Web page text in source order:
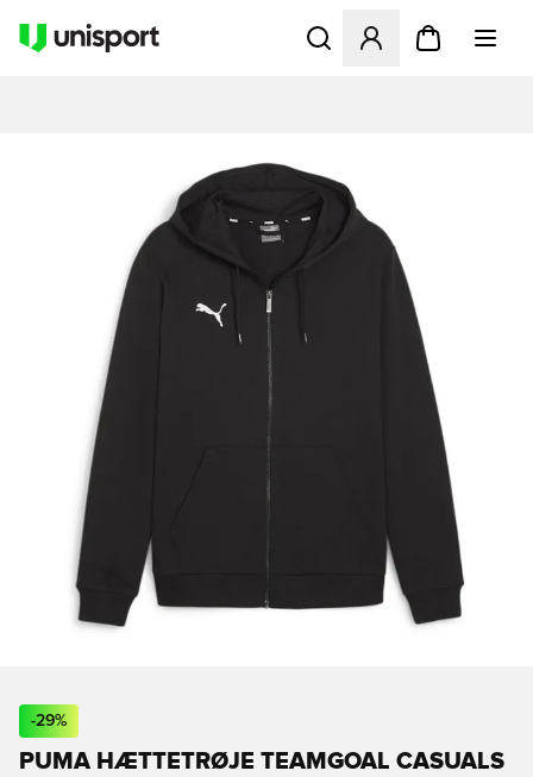
Åbner en Modal til at
-29%
PUMA HÆTTETRØJE TEAMGOAL CASUALS